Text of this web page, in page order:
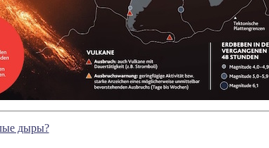
дыры?